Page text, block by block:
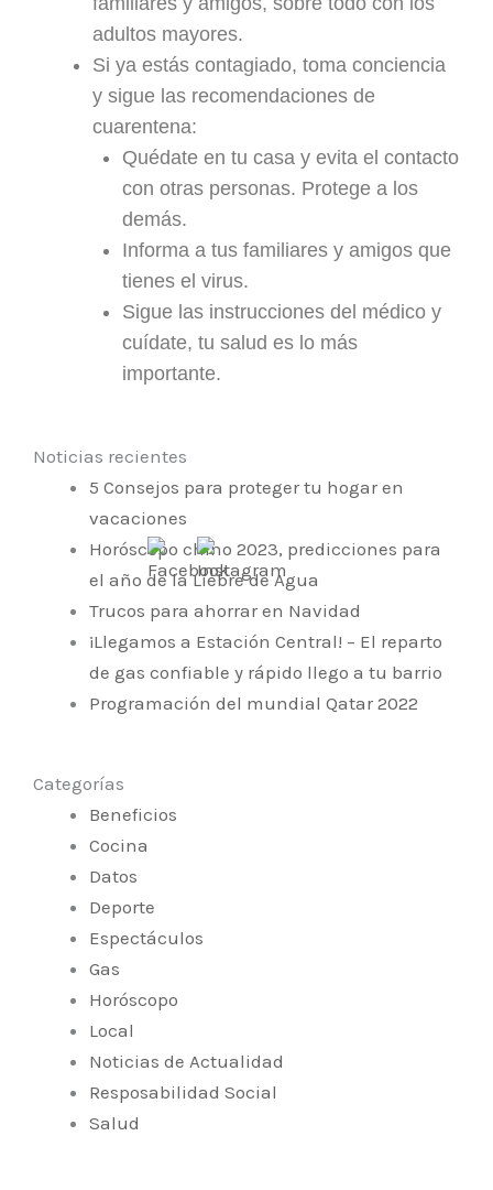
adultos mayores.
Si ya estás contagiado, toma conciencia
y sigue las recomendaciones de
cuarentena:
Quédate en tu casa y evita el contacto
con otras personas. Protege a los
demás.
Informa a tus familiares y amigos que
tienes el virus.
Sigue las instrucciones del médico y
cuídate, tu salud es lo más
importante.
Noticias recientes
5 Consejos para proteger tu hogar en
vacaciones
Horóscopo chino 2023, predicciones para
el año de la Liebre de Agua
Trucos para ahorrar en Navidad
¡Llegamos a Estación Central! – El reparto
de gas confiable y rápido llego a tu barrio
Programación del mundial Qatar 2022
Categorías
Beneficios
Cocina
Datos
Deporte
Espectáculos
Gas
Horóscopo
Local
Noticias de Actualidad
Resposabilidad Social
Salud